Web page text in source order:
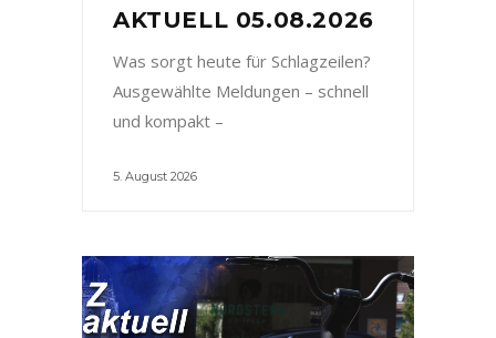
AKTUELL 05.08.2026
Was sorgt heute für Schlagzeilen?
Ausgewählte Meldungen – schnell
und kompakt –
5. August 2026